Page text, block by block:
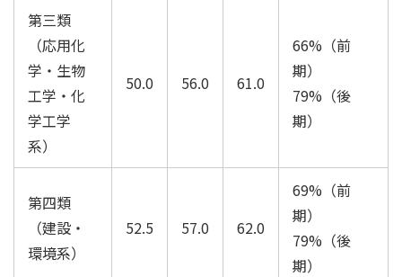
第三類
（応用化
学・生物
工学・化
学工学
系）
50.0 56.0 61.0
66%（前
期）
79%（後
期）
第四類
（建設・
環境系）
52.5 57.0 62.0
69%（前
期）
79%（後
期）